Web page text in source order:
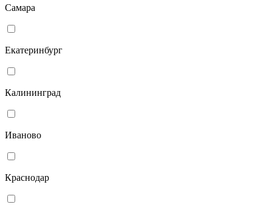
Самара
Екатеринбург
Калининград
Иваново
Краснодар